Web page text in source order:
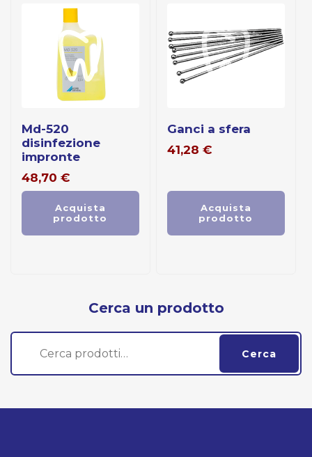
md-520
disinfezione
impronte
48,70 €
Acquista
prodotto
ganci a sfera
41,28 €
Acquista
prodotto
Cerca un prodotto
Cerca:
Cerca